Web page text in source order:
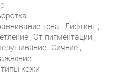
тона , Лифтинг ,
, От пигментации ,
, Сияние ,
типы кожи